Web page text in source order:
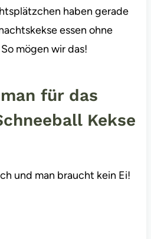
haben gerade
essen ohne
mögen wir das!
für das
Kekse
und man braucht kein Ei!